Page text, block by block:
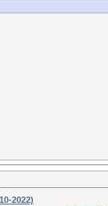
2022)